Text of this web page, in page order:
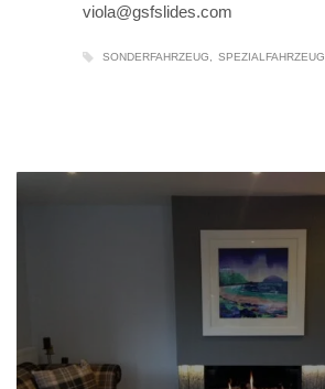
viola@gsfslides.com
SONDERFAHRZEUG SPEZIALFAHRZEUG